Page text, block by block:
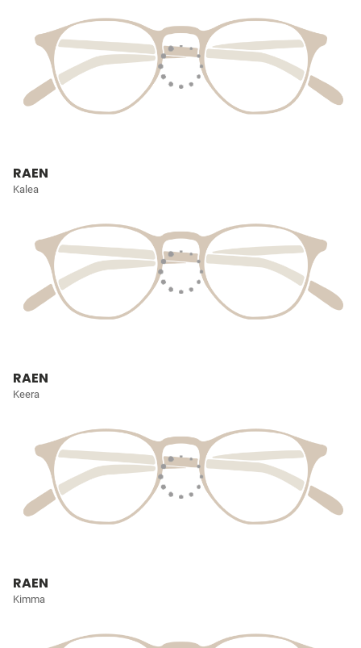
RAEN
Kalea
RAEN
Keera
RAEN
Kimma